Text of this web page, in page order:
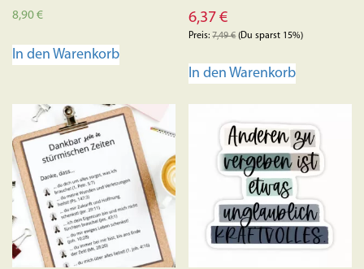
8,90€
In den Warenkorb
6,37€
Preis:7,49€(Du sparst 15%)
In den Warenkorb